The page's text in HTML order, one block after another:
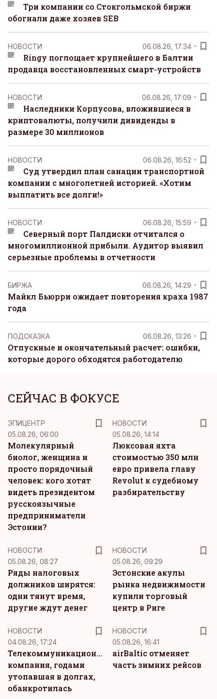
Три компании со Стокгольмской биржи
обогнали даже хозяев SEB
НОВОСТИ 06.08.26, 17:34
Ringy поглощает крупнейшего в Балтии
продавца восстановленных смарт-устройств
НОВОСТИ 06.08.26, 17:09
Наследники Корпусова, вложившиеся в
криптовалюты, получили дивиденды в
размере 30 миллионов
НОВОСТИ 06.08.26, 16:52
Суд утвердил план санации транспортной
компании с многолетней историей. «Хотим
выплатить все долги!»
НОВОСТИ 06.08.26, 15:59
Северный порт Палдиски отчитался о
многомиллионной прибыли. Аудитор выявил
серьезные проблемы в отчетности
БИРЖА 06.08.26, 14:29
Майкл Бьюрри ожидает повторения краха 1987
года
ПОДСКАЗКА 06.08.26, 13:26
Отпускные и окончательный расчет: ошибки,
которые дорого обходятся работодателю
СЕЙЧАС В ФОКУСЕ
ЭПИЦЕНТР
05.08.26, 06:00
Молекулярный
биолог, женщина и
просто порядочный
человек: кого хотят
видеть президентом
русскоязычные
предприниматели
Эстонии?
НОВОСТИ
05.08.26, 14:14
Люксовая яхта
стоимостью 350 млн
евро привела главу
Revolut к судебному
разбирательству
НОВОСТИ
05.08.26, 08:27
Ряды налоговых
должников ширятся:
одни тянут время,
другие ждут денег
НОВОСТИ
05.08.26, 09:29
Эстонские акулы
рынка недвижимости
купили торговый
центр в Риге
НОВОСТИ
04.08.26, 17:24
Телекоммуникационная
компания, годами
утопавшая в долгах,
обанкротилась
НОВОСТИ
05.08.26, 16:41
airBaltic отменяет
часть зимних рейсов